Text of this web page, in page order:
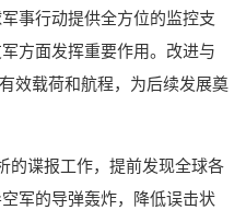
事行动提供全方位的监控支
方面发挥重要作用。改进与
效载荷和航程，为后续发展奠
的谍报工作，提前发现全球各
军的导弹轰炸，降低误击状